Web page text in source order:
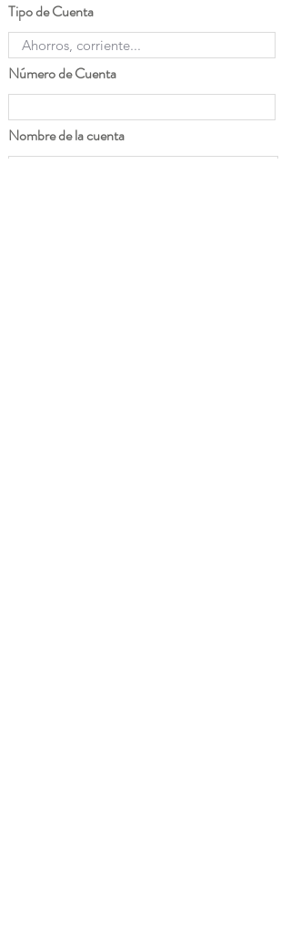
Tipo de Cuenta
Número de Cuenta
Nombre de la cuenta